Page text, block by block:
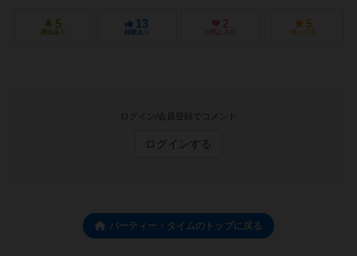
5
興味あり
13
経験あり
2
お気に入り
5
持ってる
ログイン/会員登録でコメント
ログインする
パーティー・タイムのトップに戻る